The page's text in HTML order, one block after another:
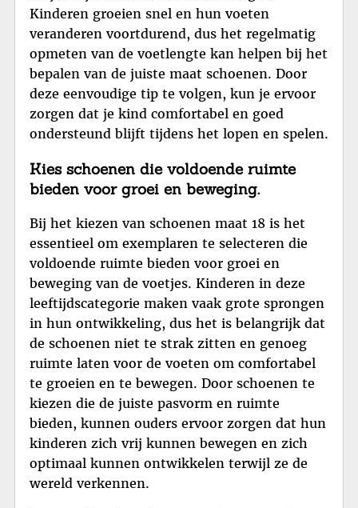
Kinderen groeien snel en hun voeten
veranderen voortdurend, dus het regelmatig
opmeten van de voetlengte kan helpen bij het
bepalen van de juiste maat schoenen. Door
deze eenvoudige tip te volgen, kun je ervoor
zorgen dat je kind comfortabel en goed
ondersteund blijft tijdens het lopen en spelen.
Kies schoenen die voldoende ruimte
bieden voor groei en beweging.
Bij het kiezen van schoenen maat 18 is het
essentieel om exemplaren te selecteren die
voldoende ruimte bieden voor groei en
beweging van de voetjes. Kinderen in deze
leeftijdscategorie maken vaak grote sprongen
in hun ontwikkeling, dus het is belangrijk dat
de schoenen niet te strak zitten en genoeg
ruimte laten voor de voeten om comfortabel
te groeien en te bewegen. Door schoenen te
kiezen die de juiste pasvorm en ruimte
bieden, kunnen ouders ervoor zorgen dat hun
kinderen zich vrij kunnen bewegen en zich
optimaal kunnen ontwikkelen terwijl ze de
wereld verkennen.